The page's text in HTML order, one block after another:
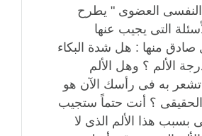
النفسى العضوى " يطرح
التى يجيب عنها
صادق منها : هل شدة البكاء
الألم ؟ وهل الألم
تشعر به فى رأسك الآن هو
؟ أنت حتماً ستجيب
بسبب هذا الألم الذى لا